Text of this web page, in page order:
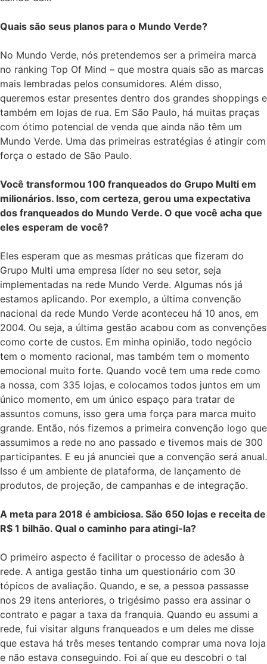
Quais são seus planos para o Mundo Verde?
No Mundo Verde, nós pretendemos ser a primeira marca
no ranking Top Of Mind – que mostra quais são as marcas
mais lembradas pelos consumidores. Além disso,
queremos estar presentes dentro dos grandes shoppings e
também em lojas de rua. Em São Paulo, há muitas praças
com ótimo potencial de venda que ainda não têm um
Mundo Verde. Uma das primeiras estratégias é atingir com
força o estado de São Paulo.
Você transformou 100 franqueados do Grupo Multi em
milionários. Isso, com certeza, gerou uma expectativa
dos franqueados do Mundo Verde. O que você acha que
eles esperam de você?
Eles esperam que as mesmas práticas que fizeram do
Grupo Multi uma empresa líder no seu setor, seja
implementadas na rede Mundo Verde. Algumas nós já
estamos aplicando. Por exemplo, a última convenção
nacional da rede Mundo Verde aconteceu há 10 anos, em
2004. Ou seja, a última gestão acabou com as convenções
como corte de custos. Em minha opinião, todo negócio
tem o momento racional, mas também tem o momento
emocional muito forte. Quando você tem uma rede como
a nossa, com 335 lojas, e colocamos todos juntos em um
único momento, em um único espaço para tratar de
assuntos comuns, isso gera uma força para marca muito
grande. Então, nós fizemos a primeira convenção logo que
assumimos a rede no ano passado e tivemos mais de 300
participantes. E eu já anunciei que a convenção será anual.
Isso é um ambiente de plataforma, de lançamento de
produtos, de projeção, de campanhas e de integração.
A meta para 2018 é ambiciosa. São 650 lojas e receita de
R$ 1 bilhão. Qual o caminho para atingi-la?
O primeiro aspecto é facilitar o processo de adesão à
rede. A antiga gestão tinha um questionário com 30
tópicos de avaliação. Quando, e se, a pessoa passasse
nos 29 itens anteriores, o trigésimo passo era assinar o
contrato e pagar a taxa da franquia. Quando eu assumi a
rede, fui visitar alguns franqueados e um deles me disse
que estava há três meses tentando comprar uma nova loja
e não estava conseguindo. Foi aí que eu descobri o tal